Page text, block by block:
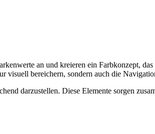
an und kreieren ein Farbkonzept,
visuell bereichern, sondern auch die
darzustellen. Diese Elemente sorgen